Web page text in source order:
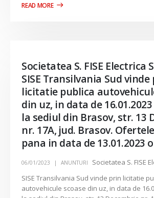
Societatea S. FISE Electrica
SISE Transilvania Sud vinde
licitatie publica
din uz, in data de
la sediul din Brasov, str. 13
nr. 17A, jud. Brasov.
pana in data de 13.01.2023
06/01/2023 ANUNTURI
Societatea S. FISE
SISE Transilvania Sud vinde prin licitatie
autovehicule scoase din uz, in data de